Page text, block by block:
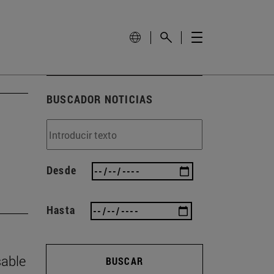
BUSCADOR NOTICIAS
Desde
Hasta
BUSCAR